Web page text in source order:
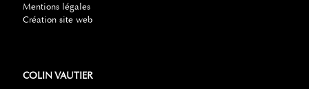
Mentions légales
Création site web
COLIN VAUTIER